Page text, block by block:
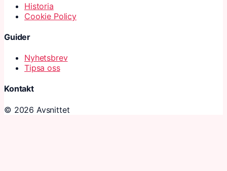
Historia
Cookie Policy
Guider
Nyhetsbrev
Tipsa oss
Kontakt
© 2026 Avsnittet